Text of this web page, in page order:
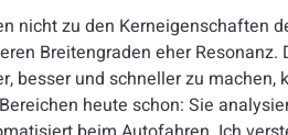
nicht zu den Kerneigenschaften
Breitengraden eher Resonanz.
besser und schneller zu machen,
heute schon: Sie